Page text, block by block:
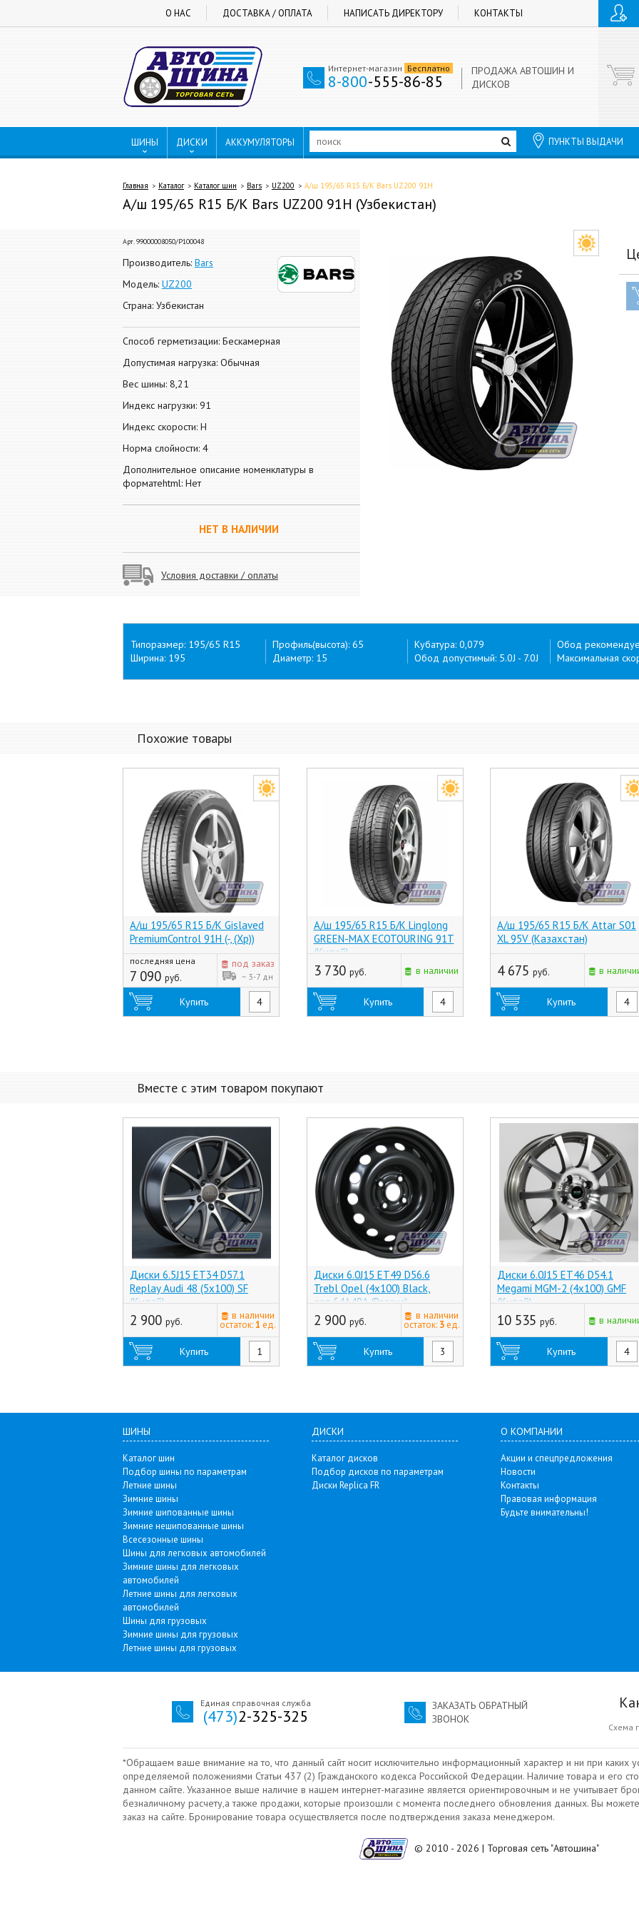
О НАС ДОСТАВКА / ОПЛАТА НАПИСАТЬ ДИРЕКТОРУ КОНТАКТЫ
Интернет-магазин Бесплатно
8-800-555-86-85
ПРОДАЖА АВТОШИН И
ДИСКОВ
ШИНЫ ДИСКИ АККУМУЛЯТОРЫ ПУНКТЫ ВЫДАЧИ
Главная Каталог Каталог шин Bars UZ200 А/ш 195/65 R15 Б/К Bars UZ200 91H
А/ш 195/65 R15 Б/К Bars UZ200 91H (Узбекистан)
Арт. 99000008050/P100048
Производитель: Bars
Модель: UZ200
Страна: Узбекистан
Способ герметизации: Бескамерная
Допустимая нагрузка: Обычная
Вес шины: 8,21
Индекс нагрузки: 91
Индекс скорости: H
Норма слойности: 4
Дополнительное описание номенклатуры в
форматеhtml: Нет
НЕТ В НАЛИЧИИ
Условия доставки / оплаты
Типоразмер: 195/65 R15
Ширина: 195
Профиль(высота): 65
Диаметр: 15
Кубатура: 0,079
Обод допустимый: 5.0J - 7.0J
Обод
Максимальная
Похожие товары
А/ш 195/65 R15 Б/К Gislaved
PremiumControl 91H (-, (Хр))
последняя цена
7 090 руб.
под заказ
~ 3-7 дн
Купить
А/ш 195/65 R15 Б/К Linglong
GREEN-MAX ECOTOURING 91T
(Китай)
3 730 руб. в наличии
Купить
А/ш 195/65 R15 Б/К Attar S01
XL 95V (Казахстан)
4 675 руб. в
Купить
Вместе с этим товаром покупают
Диски 6.5J15 ET34 D57.1
Replay Audi 48 (5x100) SF
(Китай)
2 900 руб.
в наличии
остаток:1 ед.
Купить
Диски 6.0J15 ET49 D56.6
Trebl Opel (4x100) Black,
арт.64A49A (Россия)
2 900 руб.
в наличии
остаток: 3ед.
Купить
Диски 6.0J15 ET46 D54.1
Megami MGM-2 (4x100) GMF
(Китай)
10 535 руб. в
Купить
ШИНЫ
Каталог шин
Подбор шины по параметрам
Летние шины
Зимние шины
Зимние шипованные шины
Зимние нешипованные шины
Всесезонные шины
Шины для легковых автомобилей
Зимние шины для легковых
автомобилей
Летние шины для легковых
автомобилей
Шины для грузовых
Зимние шины для грузовых
Летние шины для грузовых
ДИСКИ
Каталог дисков
Подбор дисков по параметрам
Диски Replica FR
О КОМПАНИИ
Акции и спецпредложения
Новости
Контакты
Правовая информация
Будьте внимательны!
Единая справочная служба
(473)2-325-325
ЗАКАЗАТЬ ОБРАТНЫЙ
ЗВОНОК
Схема
*Обращаем ваше внимание на то, что данный сайт носит исключительно информационный характер и ни при каких
определяемой положениями Статьи 437 (2) Гражданского кодекса Российской Федерации. Наличие товара и его
данном сайте. Указанное выше наличие в нашем интернет-магазине является ориентировочным и не учитывает
безналичному расчету‚а также продажи, которые произошли с момента последнего обновления данных. Вы
заказ на сайте. Бронирование товара осуществляется после подтверждения заказа менеджером.
© 2010 - 2026 | Торговая сеть "Автошина"